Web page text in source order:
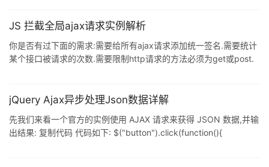
部分代码如下: 复制代码 代码如下: var d=eval('('+d+')');//json转成
JS 拦截全局ajax请求实例解析
你是否有过下面的需求:需要给所有ajax请求添加统一签名.需要统计
某个接口被请求的次数.需要限制http请求的方法必须为get或post.
jQuery Ajax异步处理Json数据详解
先我们来看一个官方的实例使用 AJAX 请求来获得 JSON 数据,并输
出结果: 复制代码 代码如下: $("button").click(function(){